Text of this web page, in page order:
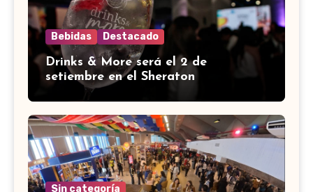
Bebidas Destacado
Drinks & More será el 2 de
setiembre en el Sheraton
Sin categoría